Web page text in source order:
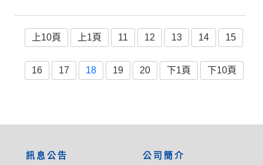
上10頁 上1頁 11 12 13 14 15
16 17 18 19 20 下1頁 下10頁
訊息公告
公司簡介